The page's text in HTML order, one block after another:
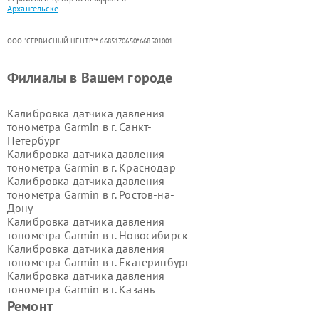
Архангельске
ООО "СЕРВИСНЫЙ ЦЕНТР"* 6685170650*668501001
Ремонт
Филиалы в Вашем городе
Калибровка датчика давления
тонометра Garmin в г. Санкт-
Петербург
Калибровка датчика давления
тонометра Garmin в г. Краснодар
Калибровка датчика давления
тонометра Garmin в г. Ростов-на-
Дону
Калибровка датчика давления
тонометра Garmin в г. Новосибирск
Калибровка датчика давления
тонометра Garmin в г. Екатеринбург
Калибровка датчика давления
тонометра Garmin в г. Казань
Калибровка датчика давления
тонометра Garmin в г.